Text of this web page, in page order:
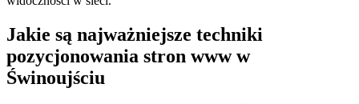
Jakie są najważniejsze techniki
pozycjonowania stron www w
Świnoujściu